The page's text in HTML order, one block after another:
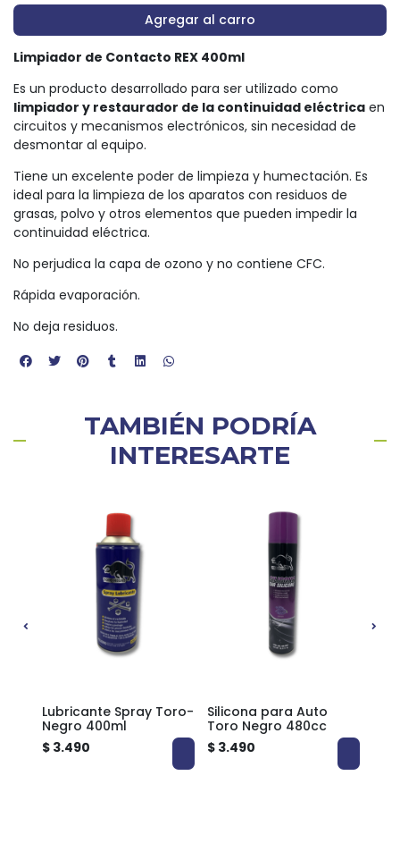
Agregar al carro
Limpiador de Contacto REX 400ml
Es un producto desarrollado para ser utilizado como
limpiador y restaurador de la continuidad eléctrica en
circuitos y mecanismos electrónicos, sin necesidad de
desmontar al equipo.
Tiene un excelente poder de limpieza y humectación. Es
ideal para la limpieza de los aparatos con residuos de
grasas, polvo y otros elementos que pueden impedir la
continuidad eléctrica.
No perjudica la capa de ozono y no contiene CFC.
Rápida evaporación.
No deja residuos.
TAMBIÉN PODRÍA
INTERESARTE
Lubricante Spray Toro-
Negro 400ml
$ 3.490
Silicona para Auto
Toro Negro 480cc
$ 3.490